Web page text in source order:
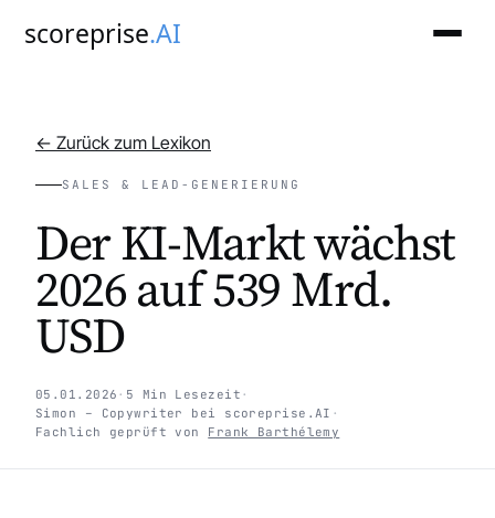
scoreprise.AI
← Zurück zum Lexikon
SALES & LEAD-GENERIERUNG
Der KI-Markt wächst
2026 auf 539 Mrd.
USD
05.01.2026 · 5 Min Lesezeit ·
Simon – Copywriter bei scoreprise.AI ·
Fachlich geprüft von Frank Barthélemy